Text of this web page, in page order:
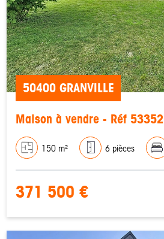
50400 GRANVILLE
Maison à vendre - Réf 53352
150 m² 6 pièces
371 500 €